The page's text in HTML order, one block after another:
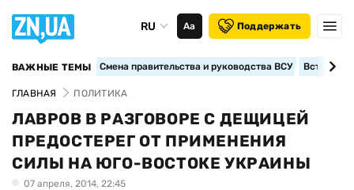
RU Аа Поддержать
ВАЖНЫЕ ТЕМЫ Смена правительства и руководства ВСУ
ГЛАВНАЯ ПОЛИТИКА
ЛАВРОВ В РАЗГОВОРЕ С ДЕЩИЦЕЙ
ПРЕДОСТЕРЕГ ОТ ПРИМЕНЕНИЯ
СИЛЫ НА ЮГО-ВОСТОКЕ УКРАИНЫ
07 апреля, 2014, 22:45